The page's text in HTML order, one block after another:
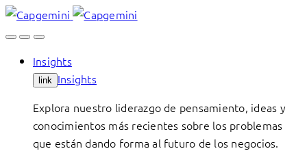
Skip
to
Insights
link Insights
Explora nuestro liderazgo de pensamiento, ideas y
conocimientos más recientes sobre los problemas
que están dando forma al futuro de los negocios.